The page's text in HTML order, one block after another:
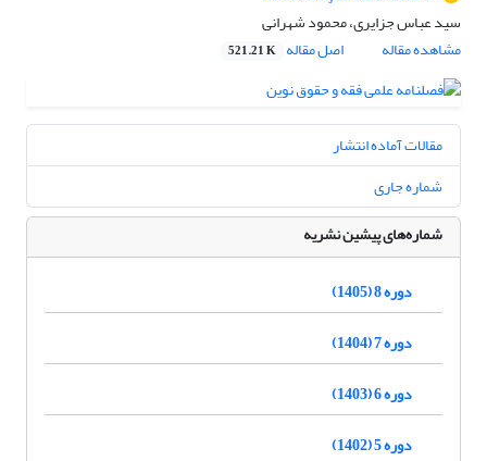
سید عباس جزایری، محمود شهرانی
مشاهده مقاله
اصل مقاله 521.21 K
مقالات آماده انتشار
شماره جاری
شماره‌های پیشین نشریه
دوره 8 (1405)
دوره 7 (1404)
دوره 6 (1403)
دوره 5 (1402)